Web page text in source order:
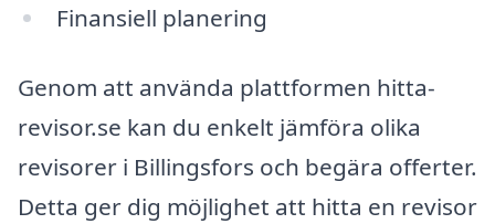
Finansiell planering
Genom att använda plattformen hitta-
revisor.se kan du enkelt jämföra olika
revisorer i Billingsfors och begära offerter.
Detta ger dig möjlighet att hitta en revisor